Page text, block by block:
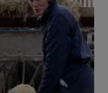
kantelpunt
alle actieve personen op
een vrouw, maar slechts
“Dat betekent dat een